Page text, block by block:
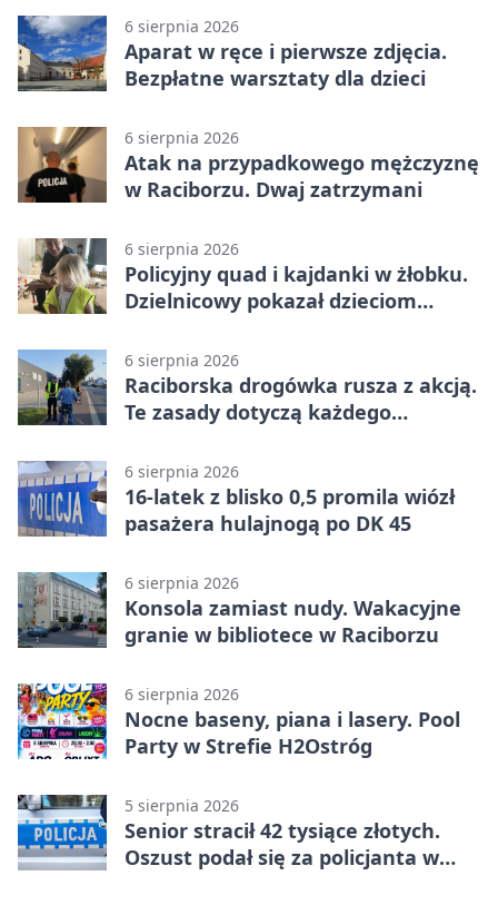
6 sierpnia 2026
Aparat w ręce i pierwsze zdjęcia.
Bezpłatne warsztaty dla dzieci
6 sierpnia 2026
Atak na przypadkowego mężczyznę
w Raciborzu. Dwaj zatrzymani
6 sierpnia 2026
Policyjny quad i kajdanki w żłobku.
Dzielnicowy pokazał dzieciom
6 sierpnia 2026
Raciborska drogówka rusza z akcją.
Te zasady dotyczą każdego
6 sierpnia 2026
16-latek z blisko 0,5 promila wiózł
pasażera hulajnogą po DK 45
6 sierpnia 2026
Konsola zamiast nudy. Wakacyjne
granie w bibliotece w Raciborzu
6 sierpnia 2026
Nocne baseny, piana i lasery. Pool
Party w Strefie H2Ostróg
5 sierpnia 2026
Senior stracił 42 tysiące złotych.
Oszust podał się za policjanta w